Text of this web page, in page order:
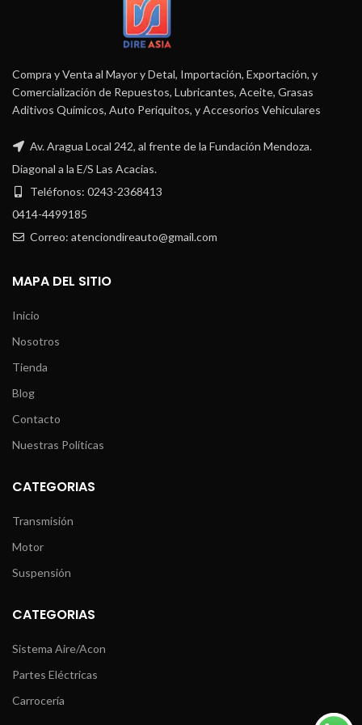
Compra y Venta al Mayor y Detal, Importación, Exportación, y
Comercialización de Repuestos, Lubricantes, Aceite, Grasas
Aditivos Químicos, Auto Periquitos, y Accesorios Vehiculares
Av. Aragua Local 242, al frente de la Fundación Mendoza.
Diagonal a la E/S Las Acacias.
Teléfonos: 0243-2368413
0414-4499185
Correo: atenciondireauto@gmail.com
MAPA DEL SITIO
Inicio
Nosotros
Tienda
Blog
Contacto
Nuestras Políticas
CATEGORIAS
Transmisión
Motor
Suspensión
CATEGORIAS
Sistema Aire/Acon
Partes Eléctricas
Carrocería